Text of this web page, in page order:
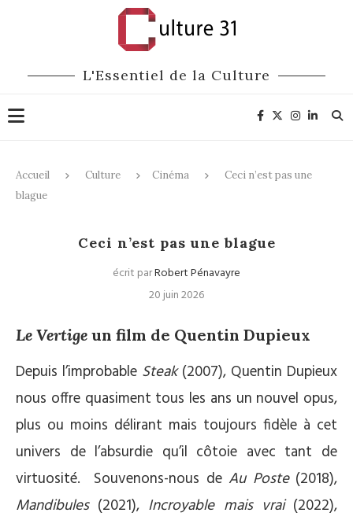
L'Essentiel de la Culture
Accueil Culture Cinéma
Ceci n’est pas une
blague
Ceci n’est pas une blague
écrit parRobert Pénavayre
20 juin 2026
Le Vertige un film de Quentin Dupieux
Depuis l’improbable Steak(2007), Quentin Dupieux
nous offre quasiment tous les ans un nouvel opus,
plus ou moins délirant mais toujours fidèle à cet
univers de l’absurdie qu’il côtoie avec tant de
virtuosité.
Souvenons-nous de Au Poste(2018),
Mandibules(2021), Incroyable mais vrai(2022),